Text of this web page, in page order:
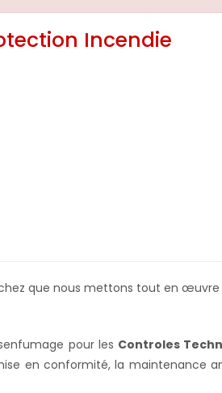
Incendie
que nous mettons tout en
pour les Controles
en conformité, la maintenance